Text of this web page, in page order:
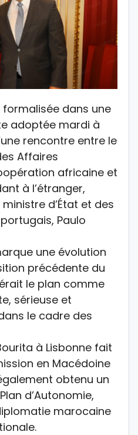
dans une
adoptée mardi à
rencontre entre le
Affaires
africaine et
à l’étranger,
d’État et des
Paulo
une évolution
précédente du
le plan comme
sérieuse et
le cadre des
à Lisbonne fait
en Macédoine
obtenu un
d’Autonomie,
marocaine